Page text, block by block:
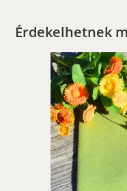
Érdekelhetnek